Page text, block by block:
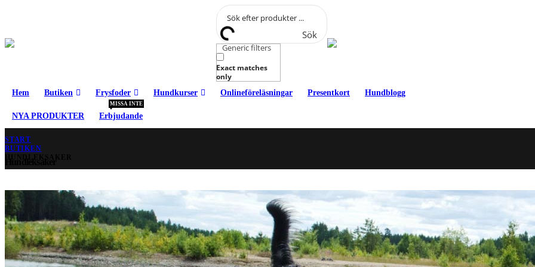
Sök
Generic filters
Exact matches
only
Hem Butiken Frysfoder Hundkurser Onlineföreläsningar Presentkort Hundblogg
NYA PRODUKTER Erbjudande
MISSA INTE
START
BUTIKEN